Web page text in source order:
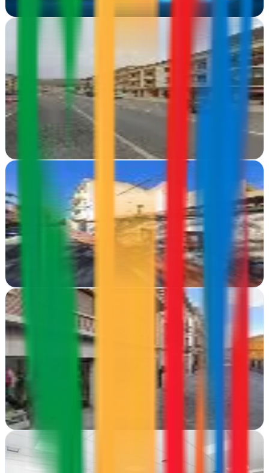
Ver ficha
El Barco de Ávila, Ávila
Nazca Networks crea identidades visuales impactantes desde El
Barco de Ávila. Diseño gráfico que comunica tu marca con
precisión y creatividad
Ver ficha completa
Nimorama. Diseño y Comunicación.
Ávila
En Ávila, Nimorama crea webs que cuentan historias visuales de
marca con diseño integral y comunicación estratégica
Ver ficha
Páginas web - Simple Marketing - Diseño web
Ávila
Diseño web profesional en Ávila. Simple Marketing crea sitios
modernos y funcionales que convierten visitantes en clientes para tu
negocio
Ver ficha
RcomSolutions